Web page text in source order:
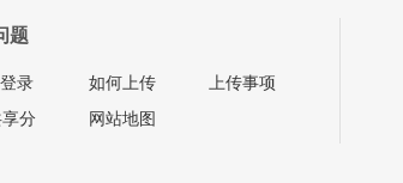
题
登录
分
如何上传
网站地图
上传事项